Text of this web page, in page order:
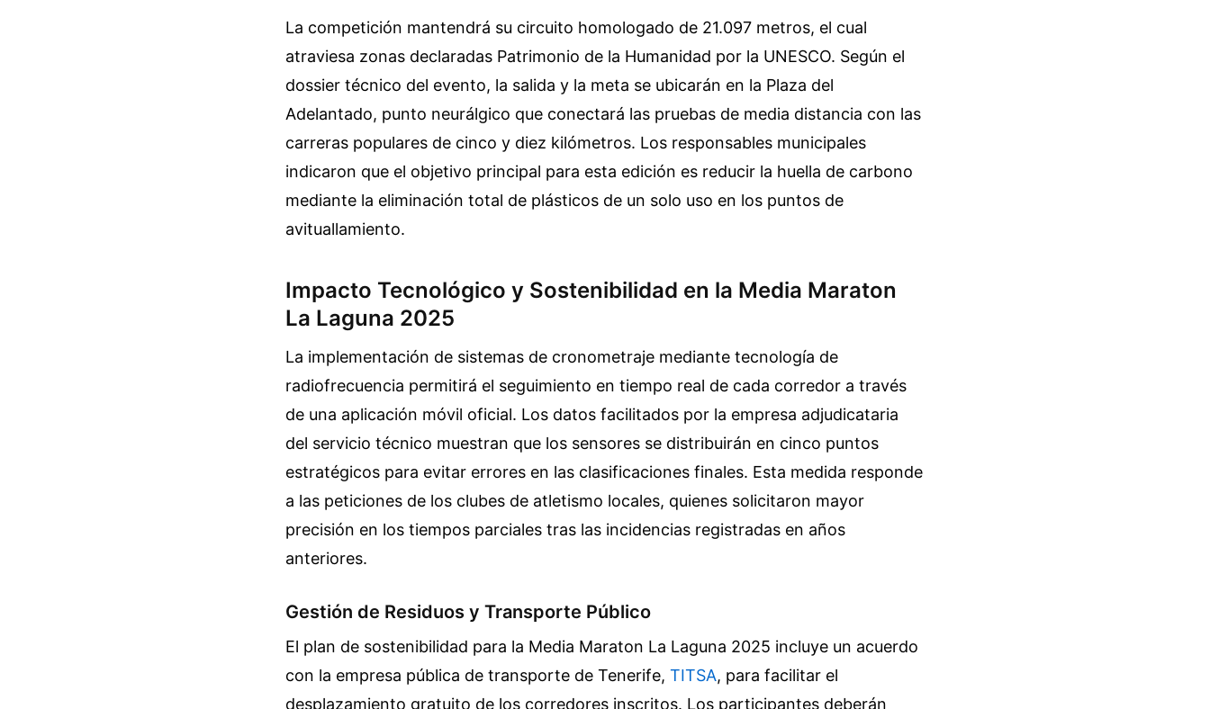
La competición mantendrá su circuito homologado de 21.097 metros, el cual
atraviesa zonas declaradas Patrimonio de la Humanidad por la UNESCO. Según el
dossier técnico del evento, la salida y la meta se ubicarán en la Plaza del
Adelantado, punto neurálgico que conectará las pruebas de media distancia con las
carreras populares de cinco y diez kilómetros. Los responsables municipales
indicaron que el objetivo principal para esta edición es reducir la huella de carbono
mediante la eliminación total de plásticos de un solo uso en los puntos de
avituallamiento.
Impacto Tecnológico y Sostenibilidad en la Media Maraton
La Laguna 2025
La implementación de sistemas de cronometraje mediante tecnología de
radiofrecuencia permitirá el seguimiento en tiempo real de cada corredor a través
de una aplicación móvil oficial. Los datos facilitados por la empresa adjudicataria
del servicio técnico muestran que los sensores se distribuirán en cinco puntos
estratégicos para evitar errores en las clasificaciones finales. Esta medida responde
a las peticiones de los clubes de atletismo locales, quienes solicitaron mayor
precisión en los tiempos parciales tras las incidencias registradas en años
anteriores.
Gestión de Residuos y Transporte Público
El plan de sostenibilidad para la Media Maraton La Laguna 2025 incluye un acuerdo
con la empresa pública de transporte de Tenerife, TITSA, para facilitar el
desplazamiento gratuito de los corredores inscritos. Los participantes deberán